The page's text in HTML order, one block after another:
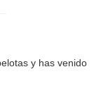
y has venido